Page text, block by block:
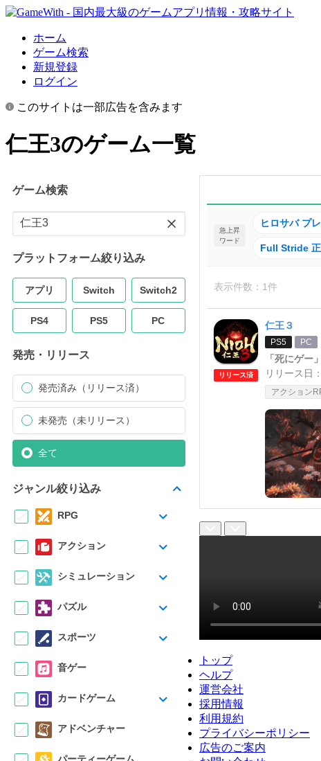
ホーム
ゲーム検索
新規登録
ログイン
このサイトは一部広告を含みます
仁王3のゲーム一覧
トップ
ヘルプ
運営会社
採用情報
利用規約
プライバシーポリシー
広告のご案内